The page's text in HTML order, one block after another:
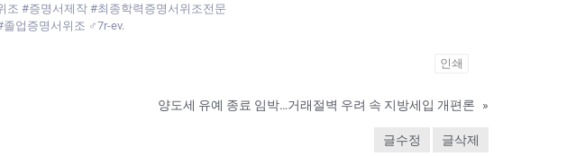
#증명서제작 #최종학력증명서위조전문
업증명서위조 ♂7r-ev.
인쇄
양도세 유예 종료 임박…거래절벽 우려 속 지방세입 개편론 »
글수정 글삭제